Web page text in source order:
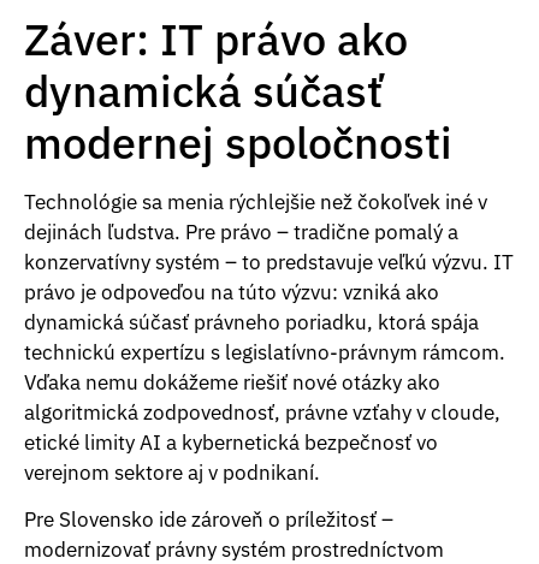
Záver: IT právo ako
dynamická súčasť
modernej spoločnosti
Technológie sa menia rýchlejšie než čokoľvek iné v
dejinách ľudstva. Pre právo – tradične pomalý a
konzervatívny systém – to predstavuje veľkú výzvu. IT
právo je odpoveďou na túto výzvu: vzniká ako
dynamická súčasť právneho poriadku, ktorá spája
technickú expertízu s legislatívno-právnym rámcom.
Vďaka nemu dokážeme riešiť nové otázky ako
algoritmická zodpovednosť, právne vzťahy v cloude,
etické limity AI a kybernetická bezpečnosť vo
verejnom sektore aj v podnikaní.
Pre Slovensko ide zároveň o príležitosť –
modernizovať právny systém prostredníctvom